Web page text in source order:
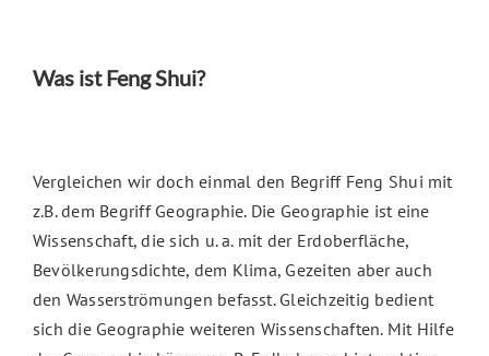
Was ist Feng Shui?
Vergleichen wir doch einmal den Begriff Feng Shui mit
z.B. dem Begriff Geographie. Die Geographie ist eine
Wissenschaft, die sich u. a. mit der Erdoberfläche,
Bevölkerungsdichte, dem Klima, Gezeiten aber auch
den Wasserströmungen befasst. Gleichzeitig bedient
sich die Geographie weiteren Wissenschaften. Mit Hilfe